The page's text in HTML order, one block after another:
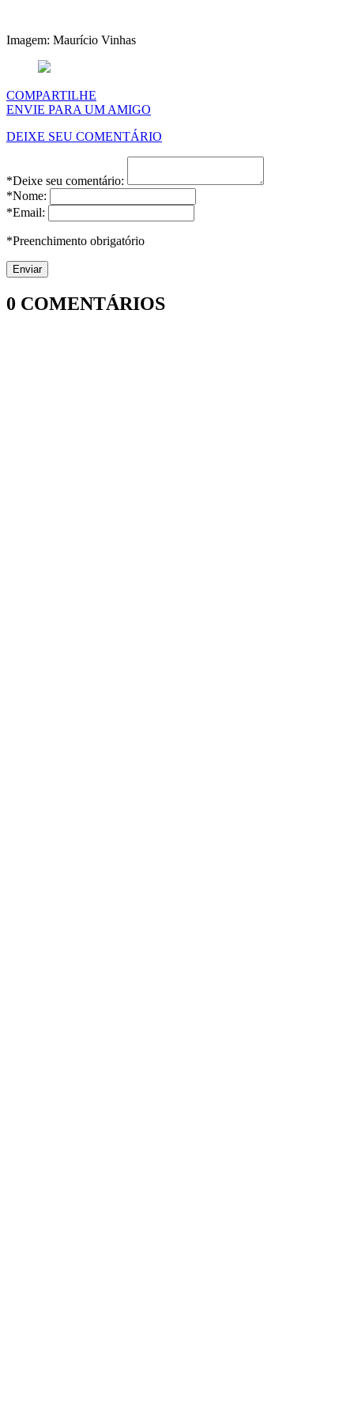
Imagem: Maurício Vinhas
COMPARTILHE
ENVIE PARA UM AMIGO
DEIXE SEU COMENTÁRIO
*Deixe seu comentário:
*Nome:
*Email:
*Preenchimento obrigatório
0 COMENTÁRIOS